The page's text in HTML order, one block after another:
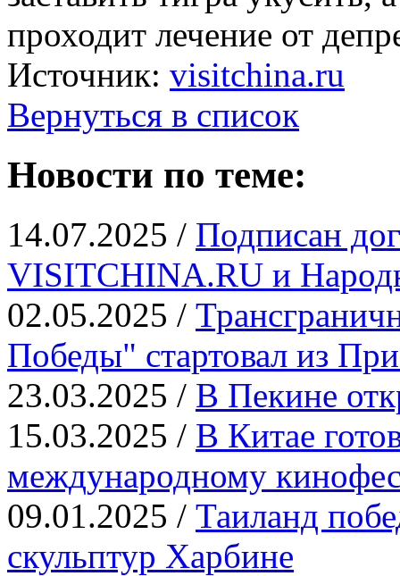
проходит лечение от
Источник: visitchina.ru
Вернуться в список
Новости по теме:
14.07.2025 / Подписан
VISITCHINA.RU и
02.05.2025 /
Победы" стартовал из
23.03.2025 / В Пекине
15.03.2025 / В Китае
международному
09.01.2025 / Таиланд
скульптур Харбине